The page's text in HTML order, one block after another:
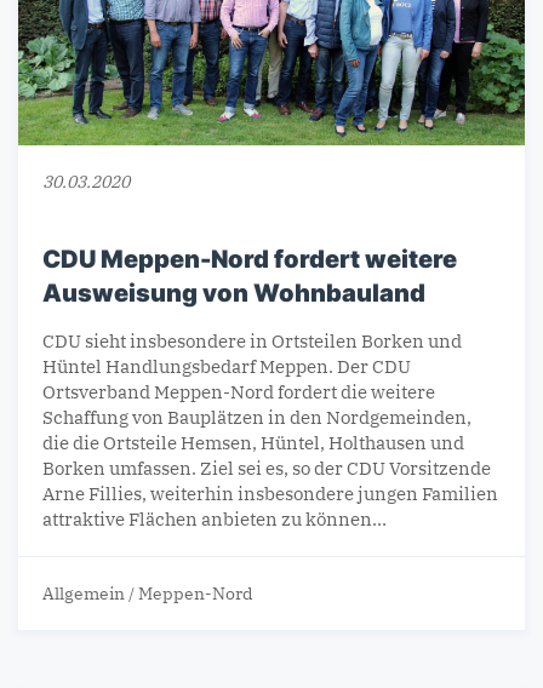
30.03.2020
CDU Meppen-Nord fordert weitere
Ausweisung von Wohnbauland
CDU sieht insbesondere in Ortsteilen Borken und
Hüntel Handlungsbedarf Meppen. Der CDU
Ortsverband Meppen-Nord fordert die weitere
Schaffung von Bauplätzen in den Nordgemeinden,
die die Ortsteile Hemsen, Hüntel, Holthausen und
Borken umfassen. Ziel sei es, so der CDU Vorsitzende
Arne Fillies, weiterhin insbesondere jungen Familien
attraktive Flächen anbieten zu können…
Allgemein /Meppen-Nord